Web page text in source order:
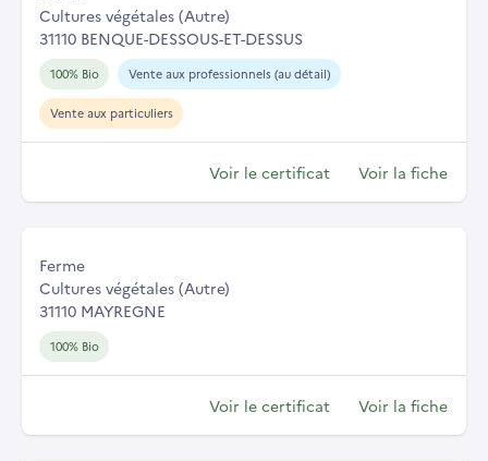
Cultures végétales (Autre)
31110 BENQUE-DESSOUS-ET-DESSUS
100% Bio Vente aux professionnels (au détail)
Vente aux particuliers
Voir le certificat Voir la fiche
Ferme
Cultures végétales (Autre)
31110 MAYREGNE
100% Bio
Voir le certificat Voir la fiche